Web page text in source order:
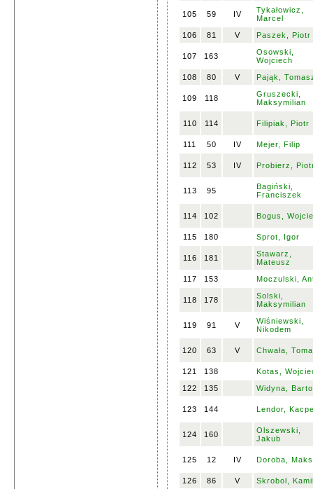
105 59 IV
Tykałowicz,
Marcel
106
81 V Paszek, Piotr
107 163
Osowski,
Wojciech
108
80 V Pająk,
109 118
Gruszecki,
Maksymilian
110 114 Filipiak, Piotr
111 50 IV Mejer, Filip
112 53 IV Probierz,
113 95
Bagiński,
Franciszek
114 102 Bogus,
115 180 Sprot, Igor
116 181
Stawarz,
Mateusz
117
153 Moczulski,
118 178
Solski,
Maksymilian
119 91 V
Wiśniewski,
Nikodem
120 63 V Chwała,
121 138
Kotas,
122
135 Widyna,
123 144 Lendor,
124 160
Olszewski,
Jakub
125 12 IV Doroba,
126 86 V
Skrobol,